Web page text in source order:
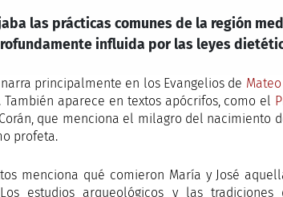
las prácticas comunes de la región
influida por las leyes
principalmente en los Evangelios de Mateo
aparece en textos apócrifos, como el
que menciona el milagro del nacimiento
profeta.
menciona qué comieron María y José
estudios arqueológicos y las